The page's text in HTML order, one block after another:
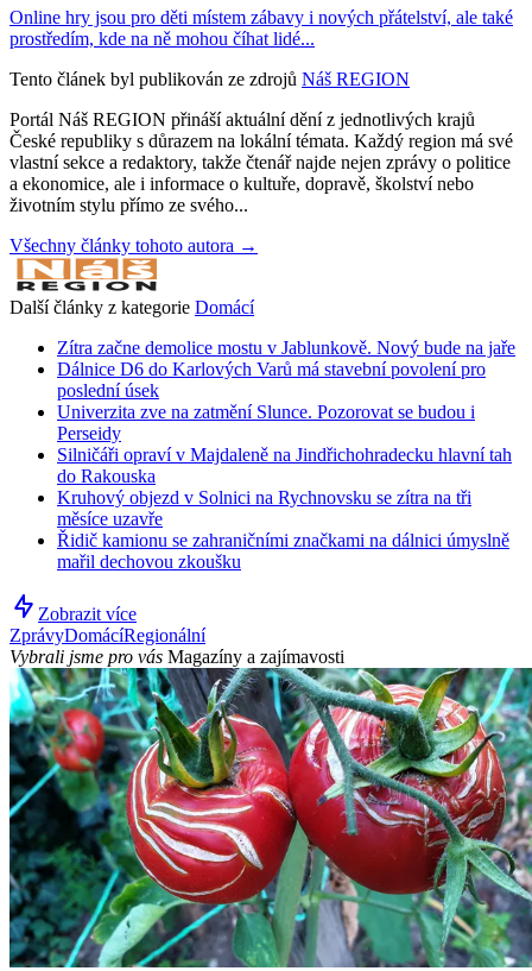
Online hry jsou pro děti místem zábavy i nových přátelství, ale také
prostředím, kde na ně mohou číhat lidé...
Tento článek byl publikován ze zdrojů Náš REGION
Portál Náš REGION přináší aktuální dění z jednotlivých krajů
České republiky s důrazem na lokální témata. Každý region má své
vlastní sekce a redaktory, takže čtenář najde nejen zprávy o politice
a ekonomice, ale i informace o kultuře, dopravě, školství nebo
životním stylu přímo ze svého...
Všechny články tohoto autora →
Další články z kategorie Domácí
Zítra začne demolice mostu v Jablunkově. Nový bude na jaře
Dálnice D6 do Karlových Varů má stavební povolení pro
poslední úsek
Univerzita zve na zatmění Slunce. Pozorovat se budou i
Perseidy
Silničáři opraví v Majdaleně na Jindřichohradecku hlavní tah
do Rakouska
Kruhový objezd v Solnici na Rychnovsku se zítra na tři
měsíce uzavře
Řidič kamionu se zahraničními značkami na dálnici úmyslně
mařil dechovou zkoušku
Zobrazit více
ZprávyDomácíRegionální
Vybrali jsme pro vás Magazíny a zajímavosti